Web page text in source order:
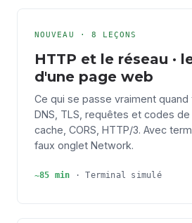
NOUVEAU · 8 LEÇONS
HTTP et le réseau ·
d'une page web
Ce qui se passe vraiment quand
DNS, TLS, requêtes et codes
cache, CORS, HTTP/3. Avec
faux onglet Network.
~85 min ·Terminal simulé